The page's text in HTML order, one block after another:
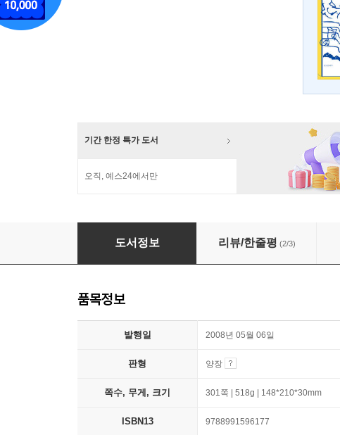
기간 한정 특가 도서
오직, 예스24에서만
불멸의 의식
도서정보 리뷰/한줄평 (2/3)
품목정보
발행일 2008년 05월 06일
판형 양장
쪽수, 무게, 크기 301쪽 | 518g | 148*210*30mm
ISBN13 9788991596177